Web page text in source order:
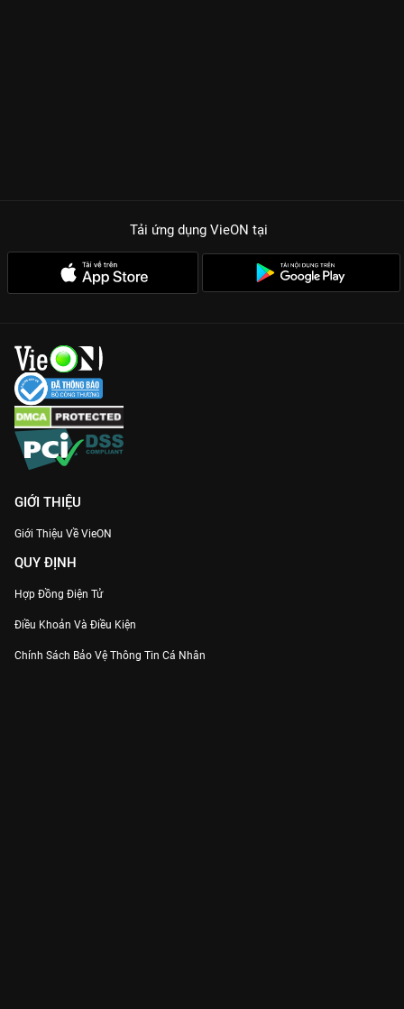
Tải ứng dụng VieON tại
GIỚI THIỆU
Giới Thiệu Về VieON
QUY ĐỊNH
Hợp Đồng Điện Tử
Điều Khoản Và Điều Kiện
Chính Sách Bảo Vệ Thông Tin Cá Nhân